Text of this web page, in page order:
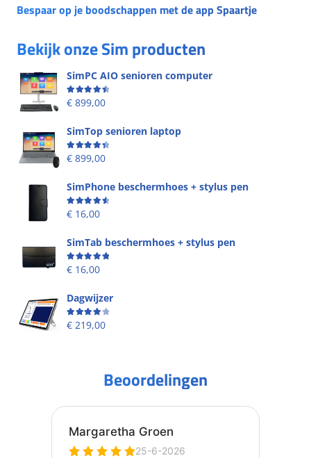
Bespaar op je boodschappen met de app Spaartje
Bekijk onze Sim producten
SimPC AIO senioren computer
Beoordeling
€ 899,00
SimTop senioren laptop
Beoordeling
€ 899,00
SimPhone beschermhoes + stylus pen
Beoordeling
€ 16,00
SimTab beschermhoes + stylus pen
Beoordeling
€ 16,00
Dagwijzer
Beoordeling
€ 219,00
Beoordelingen